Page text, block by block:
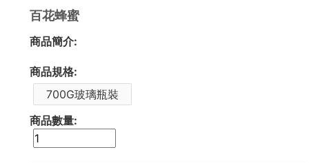
百花蜂蜜
商品簡介:
商品規格:
700G玻璃瓶裝
商品數量: